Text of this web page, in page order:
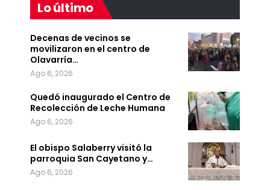
Lo último
Decenas de vecinos se
movilizaron en el centro de
Olavarría…
Ago 6, 2026
Quedó inaugurado el Centro de
Recolección de Leche Humana
Ago 6, 2026
El obispo Salaberry visitó la
parroquia San Cayetano y…
Ago 6, 2026